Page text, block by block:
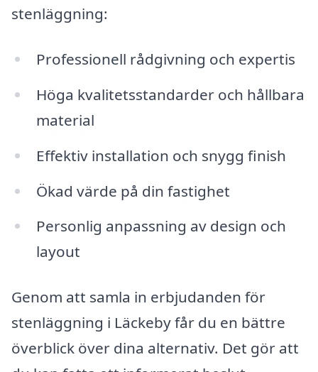
stenläggning:
Professionell rådgivning och expertis
Höga kvalitetsstandarder och hållbara
material
Effektiv installation och snygg finish
Ökad värde på din fastighet
Personlig anpassning av design och
layout
Genom att samla in erbjudanden för
stenläggning i Läckeby får du en bättre
överblick över dina alternativ. Det gör att